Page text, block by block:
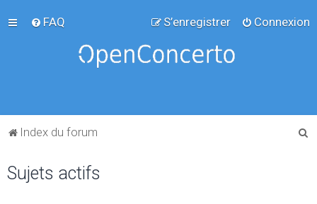
FAQ Connexion
S’enregistrer
Index du forum
Sujets actifs